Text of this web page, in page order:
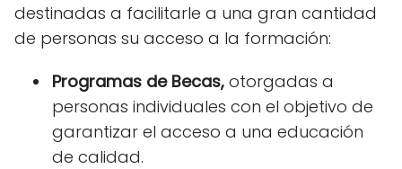
destinadas a facilitarle a una gran cantidad
de personas su acceso a la formación:
Programas de Becas, otorgadas a
personas individuales con el objetivo de
garantizar el acceso a una educación
de calidad.